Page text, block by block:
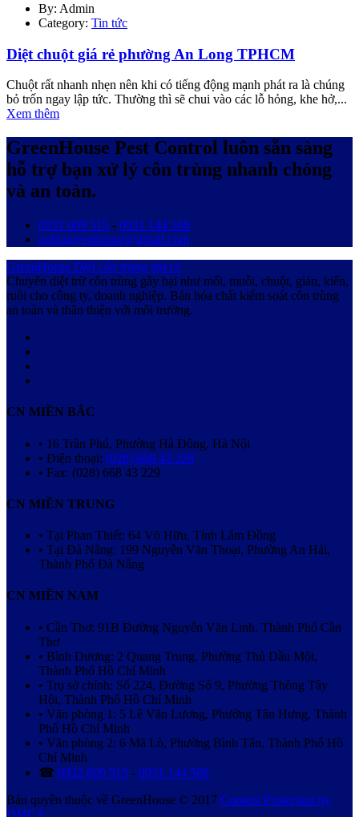
By: Admin
Category: Tin tức
Diệt chuột giá rẻ phường An Long TPHCM
Chuột rất nhanh nhẹn nên khi có tiếng động mạnh phát ra là chúng
bỏ trốn ngay lập tức. Thường thì sẽ chui vào các lỗ hỏng, khe hở,...
Xem thêm
GreenHouse Pest Control luôn sẵn sàng
hỗ trợ bạn xử lý côn trùng nhanh chóng
và an toàn.
0932 609 515 - 0931 144 568
nghiagreenhouse@gmail.com
GreenHouse Diệt côn trùng giá rẻ
Chuyên diệt trừ côn trùng gây hại như mối, muỗi, chuột, gián, kiến,
ruồi cho công ty, doanh nghiệp. Bán hóa chất kiểm soát côn trùng
an toàn và thân thiện với môi trường.
CN MIỀN BẮC
• 16 Trần Phú, Phường Hà Đông, Hà Nội
• Điện thoại: (028) 668 43 228
• Fax: (028) 668 43 229
CN MIỀN TRUNG
• Tại Phan Thiết: 64 Võ Hữu, Tỉnh Lâm Đồng
• Tại Đà Nẵng: 199 Nguyễn Văn Thoại, Phường An Hải,
Thành Phố Đà Nẵng
CN MIỀN NAM
• Cần Thơ: 91B Đường Nguyễn Văn Linh, Thành Phố Cần
Thơ
• Bình Dương: 2 Quang Trung, Phường Thủ Dầu Một,
Thành Phố Hồ Chí Minh
• Trụ sở chính: Số 224, Đường Số 9, Phường Thông Tây
Hội, Thành Phố Hồ Chí Minh
• Văn phòng 1: 5 Lê Văn Lương, Phường Tân Hưng, Thành
Phố Hồ Chí Minh
• Văn phòng 2: 6 Mã Lò, Phường Bình Tân, Thành Phố Hồ
Chí Minh
☎ 0932 609 515 - 0931 144 568
Bản quyền thuộc về GreenHouse © 2017 Content Protection by
DMCA